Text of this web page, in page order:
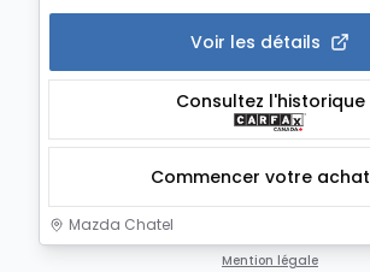
Voir les détails
Consultez l'historique
Commencer votre achat
Mazda Chatel
Mention légale